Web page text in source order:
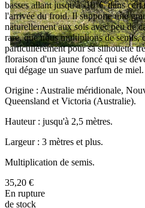
basses allant jusqu'à -10°C dans
l'arrivée du froid. Il supporte une
naturellement aux sols avec peu de
rare, que nous multiplions de semis,
particulièrement pour sa silhouette
floraison d'un jaune foncé qui se
qui dégage un suave parfum de miel.
Origine : Australie méridionale,
Queensland et Victoria (Australie).
Hauteur : jusqu'à 2,5 mètres.
Largeur : 3 mètres et plus.
Multiplication de semis.
35,20 €
En rupture
de stock